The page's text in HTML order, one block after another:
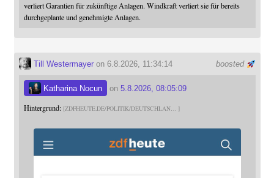
verliert Garantien für zukünftige Anlagen. Windkraft verliert sie für bereits
durchgeplante und genehmigte Anlagen.
boosted
Till Westermayeron 6.8.2026, 11:34:14
Katharina Nocun on 5.8.2026, 08:05:09
Hintergrund: ZDFHEUTE.DE/POLITIK/DEUTSCHLAN